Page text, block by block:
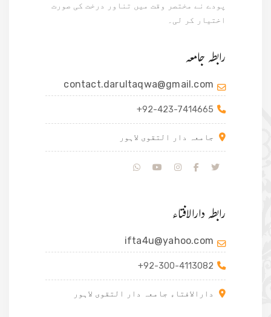
پودے نے مختصر وقت میں تناور درخت کی صورت
اختیار کر لی۔
رابطہ جامعہ
contact.darultaqwa@gmail.com
+92-423-7414665
جامعہ دار التقوی لاہور
رابطہ دارالافتاء
ifta4u@yahoo.com
+92-300-4113082
دارالافتاء جامعہ دار التقوی لاہور